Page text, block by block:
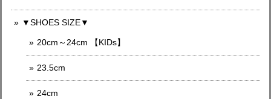
▼SHOES SIZE▼
20cm～24cm 【KIDs】
23.5cm
24cm